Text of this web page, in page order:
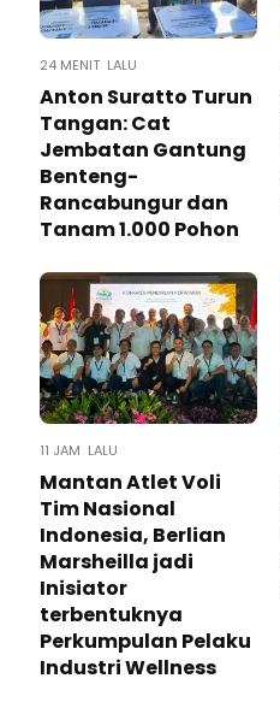
24 MENIT LALU
Anton Suratto Turun
Tangan: Cat
Jembatan Gantung
Benteng-
Rancabungur dan
Tanam 1.000 Pohon
11 JAM LALU
Mantan Atlet Voli
Tim Nasional
Indonesia, Berlian
Marsheilla jadi
Inisiator
terbentuknya
Perkumpulan Pelaku
Industri Wellness